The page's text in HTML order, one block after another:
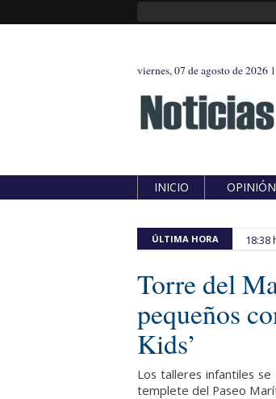
viernes, 07 de agosto de 2026
INICIO OPINIÓN
ÚLTIMA HORA 18:38
Torre del
pequeños
Kids’
Los talleres infantiles
templete del Paseo